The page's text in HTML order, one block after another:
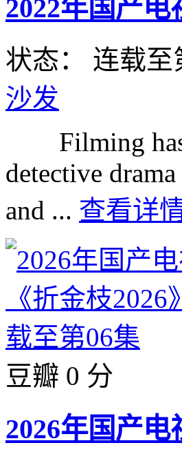
2022年国产
状态： 连载至
沙发
Filming has
detective
and ... 查看详
豆瓣 0 分
2026年国产